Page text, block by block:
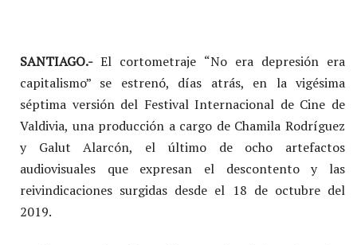
SANTIAGO.-El cortometraje “No era depresión era
capitalismo” se estrenó, días atrás, en la vigésima
séptima versión del Festival Internacional de Cine de
Valdivia, una producción a cargo de Chamila Rodríguez
y Galut Alarcón, el último de ocho artefactos
audiovisuales que expresan el descontento y las
reivindicaciones surgidas desde el 18 de octubre del
2019.